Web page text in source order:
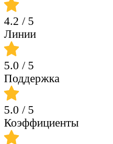
4.2 / 5
Линии
5.0 / 5
Поддержка
5.0 / 5
Коэффициенты